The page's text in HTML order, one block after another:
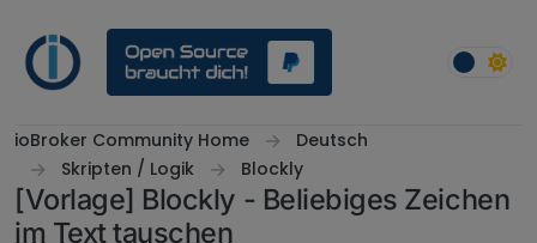
ioBroker Community Home
Deutsch
Skripten / Logik
Blockly
[Vorlage] Blockly - Beliebiges Zeichen
im Text tauschen